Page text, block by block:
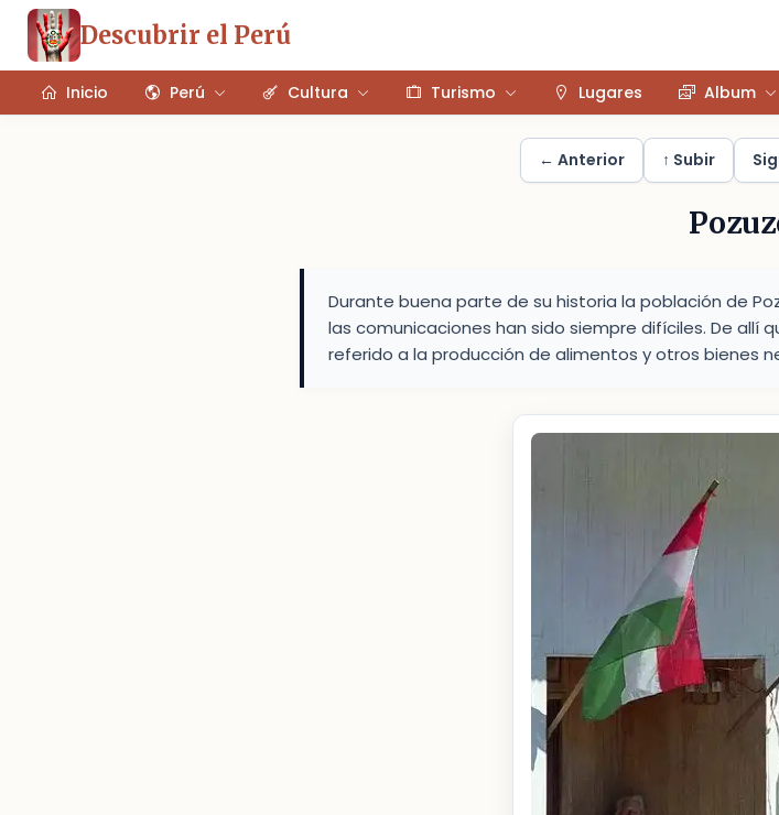
Descubrir el Perú
Inicio Perú Cultura Turismo Lugares Album
← Anterior ↑ Subir
Durante buena parte de su historia la población de
las comunicaciones han sido siempre difíciles. De allí
referido a la producción de alimentos y otros bienes